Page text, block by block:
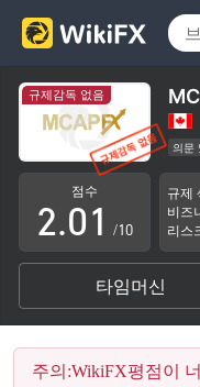
규제감독 없음
의문
잠재
점수
0
1
2
3
4
5
.0
1
2
3
0
1
2
3
4
/10
규제
비즈
리스
타임머신
주의:WikiFX평점이